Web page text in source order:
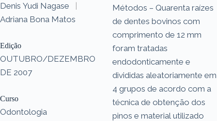
Denis Yudi Nagase
|
Adriana Bona Matos
Edição
OUTUBRO/DEZEMBRO
DE 2007
Curso
Odontologia
Métodos – Quarenta raízes
de dentes bovinos com
comprimento de 12 mm
foram tratadas
endodonticamente e
divididas aleatoriamente em
4 grupos de acordo com a
técnica de obtenção dos
pinos e material utilizado